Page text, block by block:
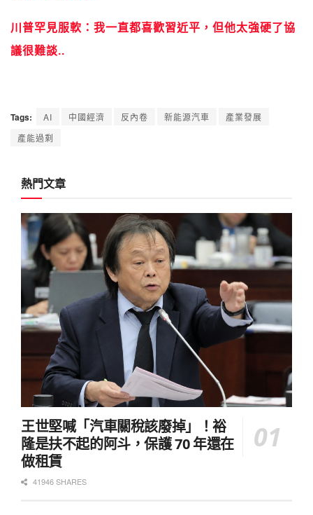
川普罕見服軟：我一直都喜歡習近平，但他太強硬了協
議很難談..
Tags: AI 中國經濟 反內卷 新能源汽車
產業發展
產能過剩
熱門文章
王世堅喊「汽車關稅該廢掉」！裕
隆是扶不起的阿斗，保護 70 年還在
做租賃
41946 SHARES